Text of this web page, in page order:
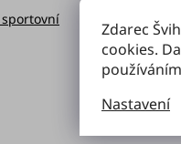
Zdarec
cookies.
Nastavení
Švihej